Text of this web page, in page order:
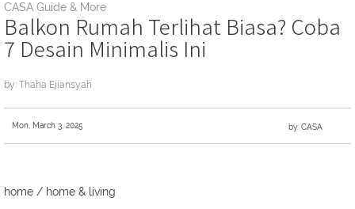
CASA Guide & More
Balkon Rumah Terlihat Biasa? Coba
7 Desain Minimalis Ini
by: Thaha Ejiansyah
Mon, March 3, 2025 by: CASA
home / home & living